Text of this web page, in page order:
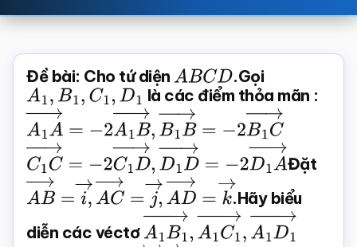
toán
giáo
Toán,
trắc
nghiệm
Toán
online
Đề bài: Cho tứ diện ABCD
.Gọi
A1, B1,C 1,D 1
là các điểm thỏa mãn :
A1A→=−2A1B→,B1B →=− 2B1C→
C1 C→= −2C1D →, D1D→ =− 2D1A→ Đặt
AB→= → ,AC→= j→,AD →= k→
.Hãy biểu
diễn các véctơ A1B1→ ,A1 C1→,A1D1